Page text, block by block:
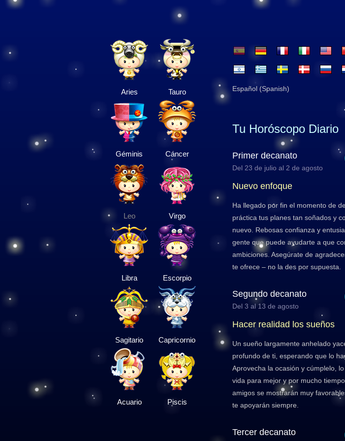
Aries Tauro
Géminis Cáncer
Leo Virgo
Libra Escorpio
Sagitario Capricornio
Acuario Piscis
Español (Spanish)
Tu Horóscopo Diario
Primer decanato
Del 23 de julio al 2 de agosto
Nuevo enfoque
Ha llegado por fin el momento de
práctica tus planes tan soñados y
nuevo. Rebosas confianza y
gente que puede ayudarte a que
ambiciones. Asegúrate de
te ofrece – no la des por supuesta.
Segundo decanato
Del 3 al 13 de agosto
Hacer realidad los sueños
Un sueño largamente anhelado
profundo de ti, esperando que lo
Aprovecha la ocasión y cúmplelo,
vida para mejor y por mucho
amigos se mostrarán muy
te apoyarán siempre.
Tercer decanato